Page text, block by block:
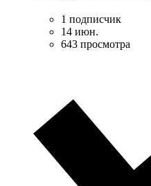
1 подписчик
14 июн.
643 просмотра